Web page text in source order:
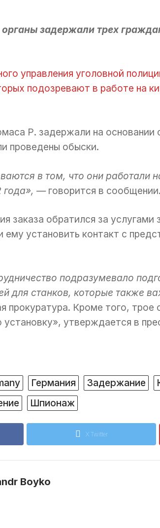
задержали трех
управления уголовной
подозревают в работе на
Р. задержали на основании
проведены обыски.
в том, что они работали
года», — говорится в сообщении.
заказа обратился за
ему установить контакт с
подразумевало
для станков, которые также
прокуратура. Кроме того,
утверждается в
Германия Задержание
Шпионаж
X Twitter
Boyko